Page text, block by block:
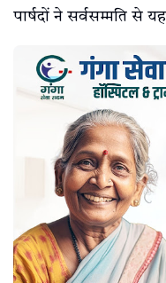
पार्षदों ने सर्वसम्मति से